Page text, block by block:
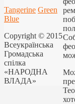
Tangerine Green
Blue
Copyright © 2015
Всеукраїнська
Громадська
спілка
«НАРОДНА
ВЛАДА»